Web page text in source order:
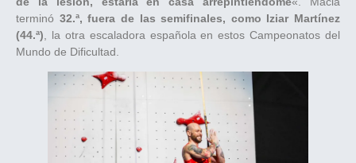
terminó 32.ª, fuera de las semifinales, como Iziar Martínez
(44.ª) , la otra escaladora española en estos Campeonatos del
Mundo de Dificultad.